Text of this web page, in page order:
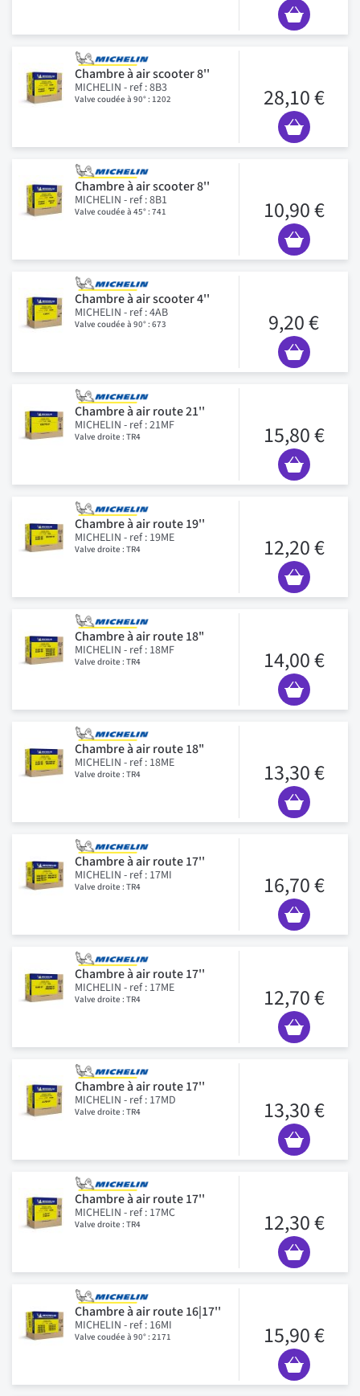
Chambre à air scooter 8''
MICHELIN - ref : 8B3
Valve coudée à 90° : 1202 28,10 €
Chambre à air scooter 8''
MICHELIN - ref : 8B1
Valve coudée à 45° : 741 10,90 €
Chambre à air scooter 4''
MICHELIN - ref : 4AB
Valve coudée à 90° : 673 9,20 €
Chambre à air route 21''
MICHELIN - ref : 21MF
Valve droite : TR4 15,80 €
Chambre à air route 19''
MICHELIN - ref : 19ME
Valve droite : TR4 12,20 €
Chambre à air route 18"
MICHELIN - ref : 18MF
Valve droite : TR4 14,00 €
Chambre à air route 18"
MICHELIN - ref : 18ME
Valve droite : TR4 13,30 €
Chambre à air route 17''
MICHELIN - ref : 17MI
Valve droite : TR4 16,70 €
Chambre à air route 17''
MICHELIN - ref : 17ME
Valve droite : TR4 12,70 €
Chambre à air route 17''
MICHELIN - ref : 17MD
Valve droite : TR4 13,30 €
Chambre à air route 17''
MICHELIN - ref : 17MC
Valve droite : TR4 12,30 €
Chambre à air route 16|17''
MICHELIN - ref : 16MI
Valve coudée à 90° : 2171 15,90 €